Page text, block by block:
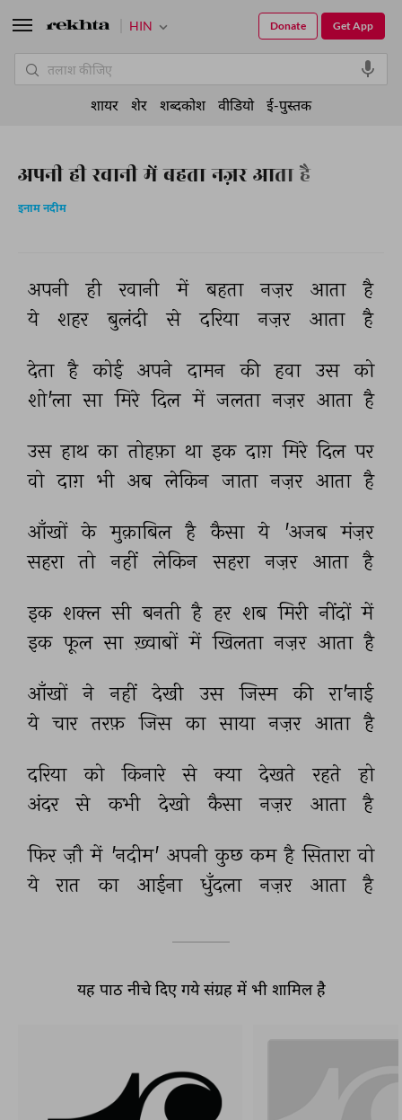
अपनी ही रवानी में बहता नज़र आता है
इनाम नदीम
अपनी ही रवानी में बहता नज़र आता
है
ये
शहर बुलंदी से दरिया नज़र आता है
देता है कोई अपने दामन की हवा उस को
शो'ला सा मिरे दिल में जलता नज़र आता है
उस हाथ का तोहफ़ा था इक दाग़ मिरे दिल पर
वो दाग़ भी अब लेकिन जाता नज़र आता है
आँखों के मुक़ाबिल है कैसा ये 'अजब मंज़र
सहरा तो नहीं लेकिन सहरा नज़र आता है
इक शक्ल सी बनती है हर शब मिरी नींदों में
इक फूल सा ख़्वाबों में खिलता नज़र आता है
आँखों ने नहीं देखी उस जिस्म की
रा'नाई
ये चार तरफ़ जिस का साया नज़र आता है
दरिया को किनारे से क्या देखते रहते
हो
अंदर
से कभी देखो कैसा नज़र आता है
फिर ज़ौ में 'नदीम' अपनी कुछ कम है सितारा वो
ये
रात का आईना धुँदला नज़र आता है
यह पाठ नीचे दिए गये संग्रह में भी शामिल है
HIN Get App
Donate
शायर शेर शब्दकोश वीडियो ई-पुस्तक